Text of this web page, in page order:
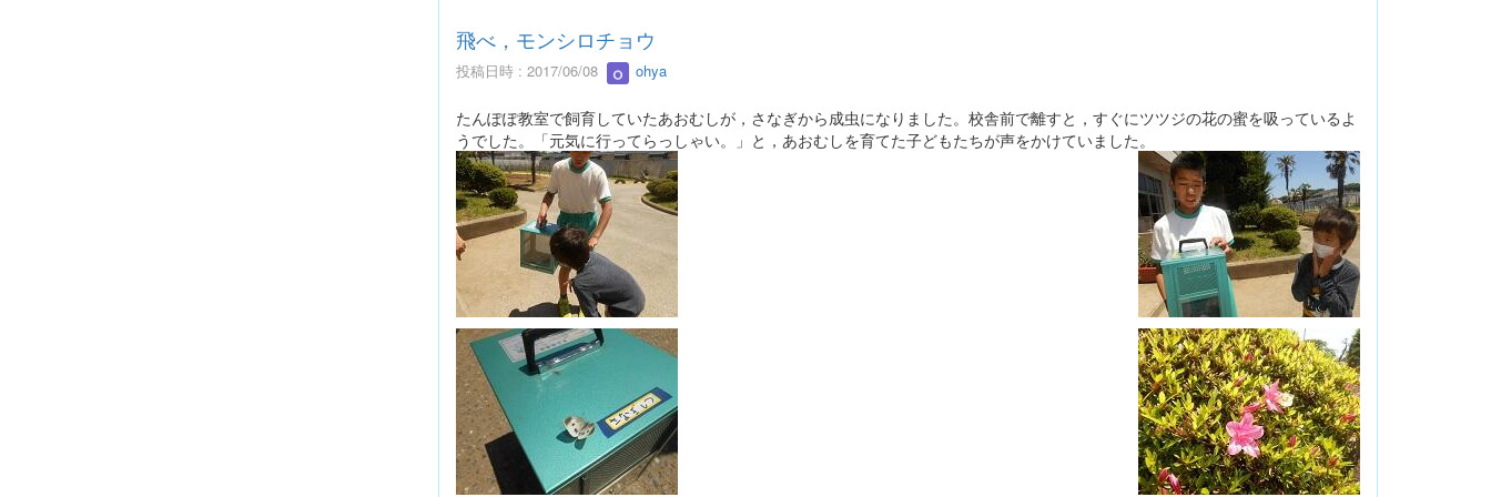
飛べ，モンシロチョウ
投稿日時 : 2017/06/08 ohya
たんぽぽ教室で飼育していたあおむしが，さなぎから成虫になりました。校舎前で離すと，すぐにツツジの花の蜜を吸っているよ
うでした。「元気に行ってらっしゃい。」と，あおむしを育てた子どもたちが声をかけていました。